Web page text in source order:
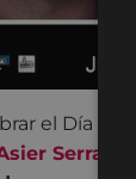
el Día
Serrano